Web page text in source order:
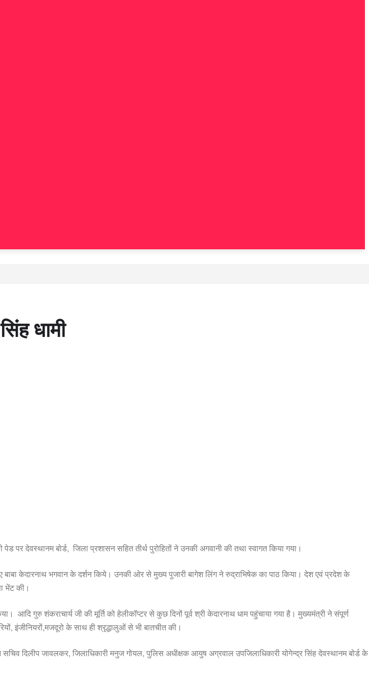
धामी
देवस्थानम बोर्ड, जिला प्रशासन‌ सहित तीर्थ पुरोहितों ने उनकी अगवानी की तथा स्वागत किया गया।
केदारनाथ भगवान के दर्शन किये। उनकी ओर से मुख्य पुजारी बागेश लिंग ने रुद्राभिषेक का पाठ किया। देश एवं प्रदेश के
भेंट की।
आदि गुरु शंकराचार्य जी की मूर्ति को‌ हेलीकॉप्टर से कुछ दिनों‌ पूर्व‌ श्री केदारनाथ धाम पहुंचाया गया है। मुख्यमंत्री ने संपूर्ण
इंजीनियरों,मजदूरो के साथ ही श्रृद्धालुओं से भी बातचीत की।
सचिव दिलीप जावलकर, जिलाधिकारी मनुज गोयल, पुलिस अधीक्षक आयुष अग्रवाल उपजिलाधिकारी योगेन्द्र सिंह देवस्थानम बोर्ड के